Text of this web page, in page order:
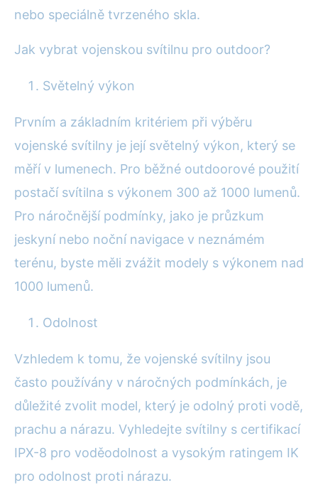
nebo speciálně tvrzeného skla.
Jak vybrat vojenskou svítilnu pro outdoor?
Světelný výkon
Prvním a základním kritériem při výběru
vojenské svítilny je její světelný výkon, který se
měří v lumenech. Pro běžné outdoorové použití
postačí svítilna s výkonem 300 až 1000 lumenů.
Pro náročnější podmínky, jako je průzkum
jeskyní nebo noční navigace v neznámém
terénu, byste měli zvážit modely s výkonem nad
1000 lumenů.
Odolnost
Vzhledem k tomu, že vojenské svítilny jsou
často používány v náročných podmínkách, je
důležité zvolit model, který je odolný proti vodě,
prachu a nárazu. Vyhledejte svítilny s certifikací
IPX-8 pro voděodolnost a vysokým ratingem IK
pro odolnost proti nárazu.